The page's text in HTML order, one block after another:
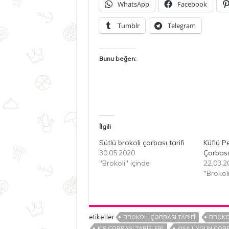
WhatsApp Facebook
Tumblr Telegram
Bunu beğen:
İlgili
Sütlü brokoli çorbası tarifi
30.05.2020
"Brokoli" içinde
Küflü
Çorbası
etiketler BROKOLI ÇORBASI TARIFI